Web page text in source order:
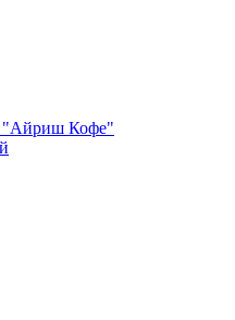
"Айриш Кофе"